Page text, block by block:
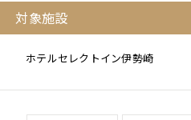
対象施設
ホテルセレクトイン伊勢崎